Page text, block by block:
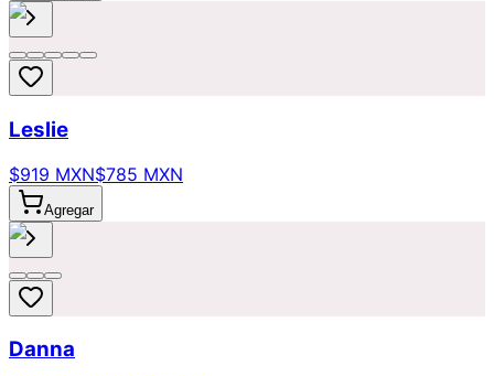
Leslie
$919 MXN$785 MXN
Agregar
Danna